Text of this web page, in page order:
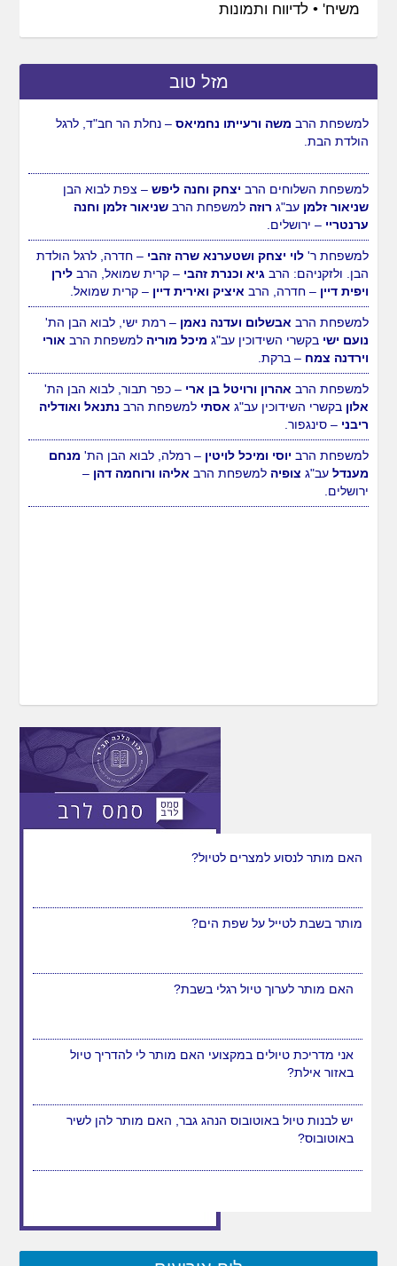
משיח' •לדיווח ותמונות
מזל טוב
למשפחת הרב משה ורעייתו נחמיאס – נחלת הר חב"ד, לרגל
הולדת הבת.
למשפחת השלוחים הרב יצחק וחנה ליפש – צפת לבוא הבן
שניאור זלמן עב"ג רוזה למשפחת הרב שניאור זלמן וחנה
ערנטריי – ירושלים.
למשפחת ר'לוי יצחק ושטערנא שרה זהבי – חדרה, לרגל הולדת
הבן. ולזקניהם: הרב גיא וכנרת זהבי – קרית שמואל, הרב לירן
ויפית דיין – חדרה, הרב איציק ואירית דיין – קרית שמואל.
למשפחת הרב אבשלום ועדנה נאמן – רמת ישי, לבוא הבן הת'
נועם ישי בקשרי השידוכין עב"ג מיכל מוריה למשפחת הרב אורי
וירדנה צמח – ברקת.
למשפחת הרב אהרון ורויטל בן ארי – כפר תבור, לבוא הבן הת'
אלון בקשרי השידוכין עב"ג אסתי למשפחת הרב נתנאל ואודליה
ריבני – סינגפור.
למשפחת הרב יוסי ומיכל לויטין – רמלה, לבוא הבן הת' מנחם
מענדל עב"ג צופיה למשפחת הרב אליהו ורוחמה דהן –
ירושלים.
האם מותר לנסוע למצרים לטיול?
מותר בשבת לטייל על שפת הים?
האם מותר לערוך טיול רגלי בשבת?
אני מדריכת טיולים במקצועי האם מותר לי להדריך טיול
באזור אילת?
יש לבנות טיול באוטובוס הנהג גבר, האם מותר להן לשיר
באוטובוס?